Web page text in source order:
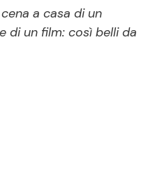
Reality e Talent
a casa di un
di un film: così belli da